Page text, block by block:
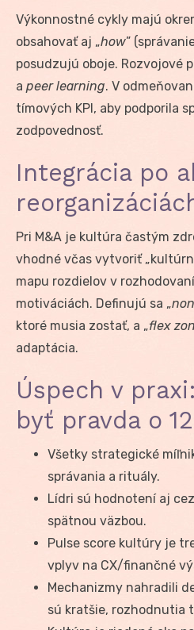
Výkonnostné cykly majú
obsahovať aj „how”
posudzujú oboje. Rozvojové
a peer learning. V
tímových KPI, aby podporila
zodpovednosť.
Integrácia po
Pri M&A je kultúra častým
vhodné včas vytvoriť
mapu rozdielov v
motiváciách. Definujú sa „
ktoré musia zostať, a „flex
adaptácia.
Úspech v
byť pravda o
Všetky strategické
správania a rituály.
Lídri sú hodnotení aj
spätnou väzbou.
Pulse score kultúry je
vplyv na CX/finančné
Mechanizmy nahradili
sú kratšie, rozhodnutia